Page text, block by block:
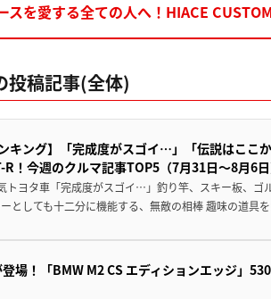
スを愛する全ての人へ！HIACE
投稿記事(全体)
ンキング】「完成度がスゴイ…」「伝説はここ
R！今週のクルマ記事TOP5（7月31日〜8月6日
ヨタ車「完成度がスゴイ…」釣り竿、スキー板、ゴ
としても十二分に機能する、無敵の相棒 趣味の道具
場！「BMW M2 CS エディションエッジ」